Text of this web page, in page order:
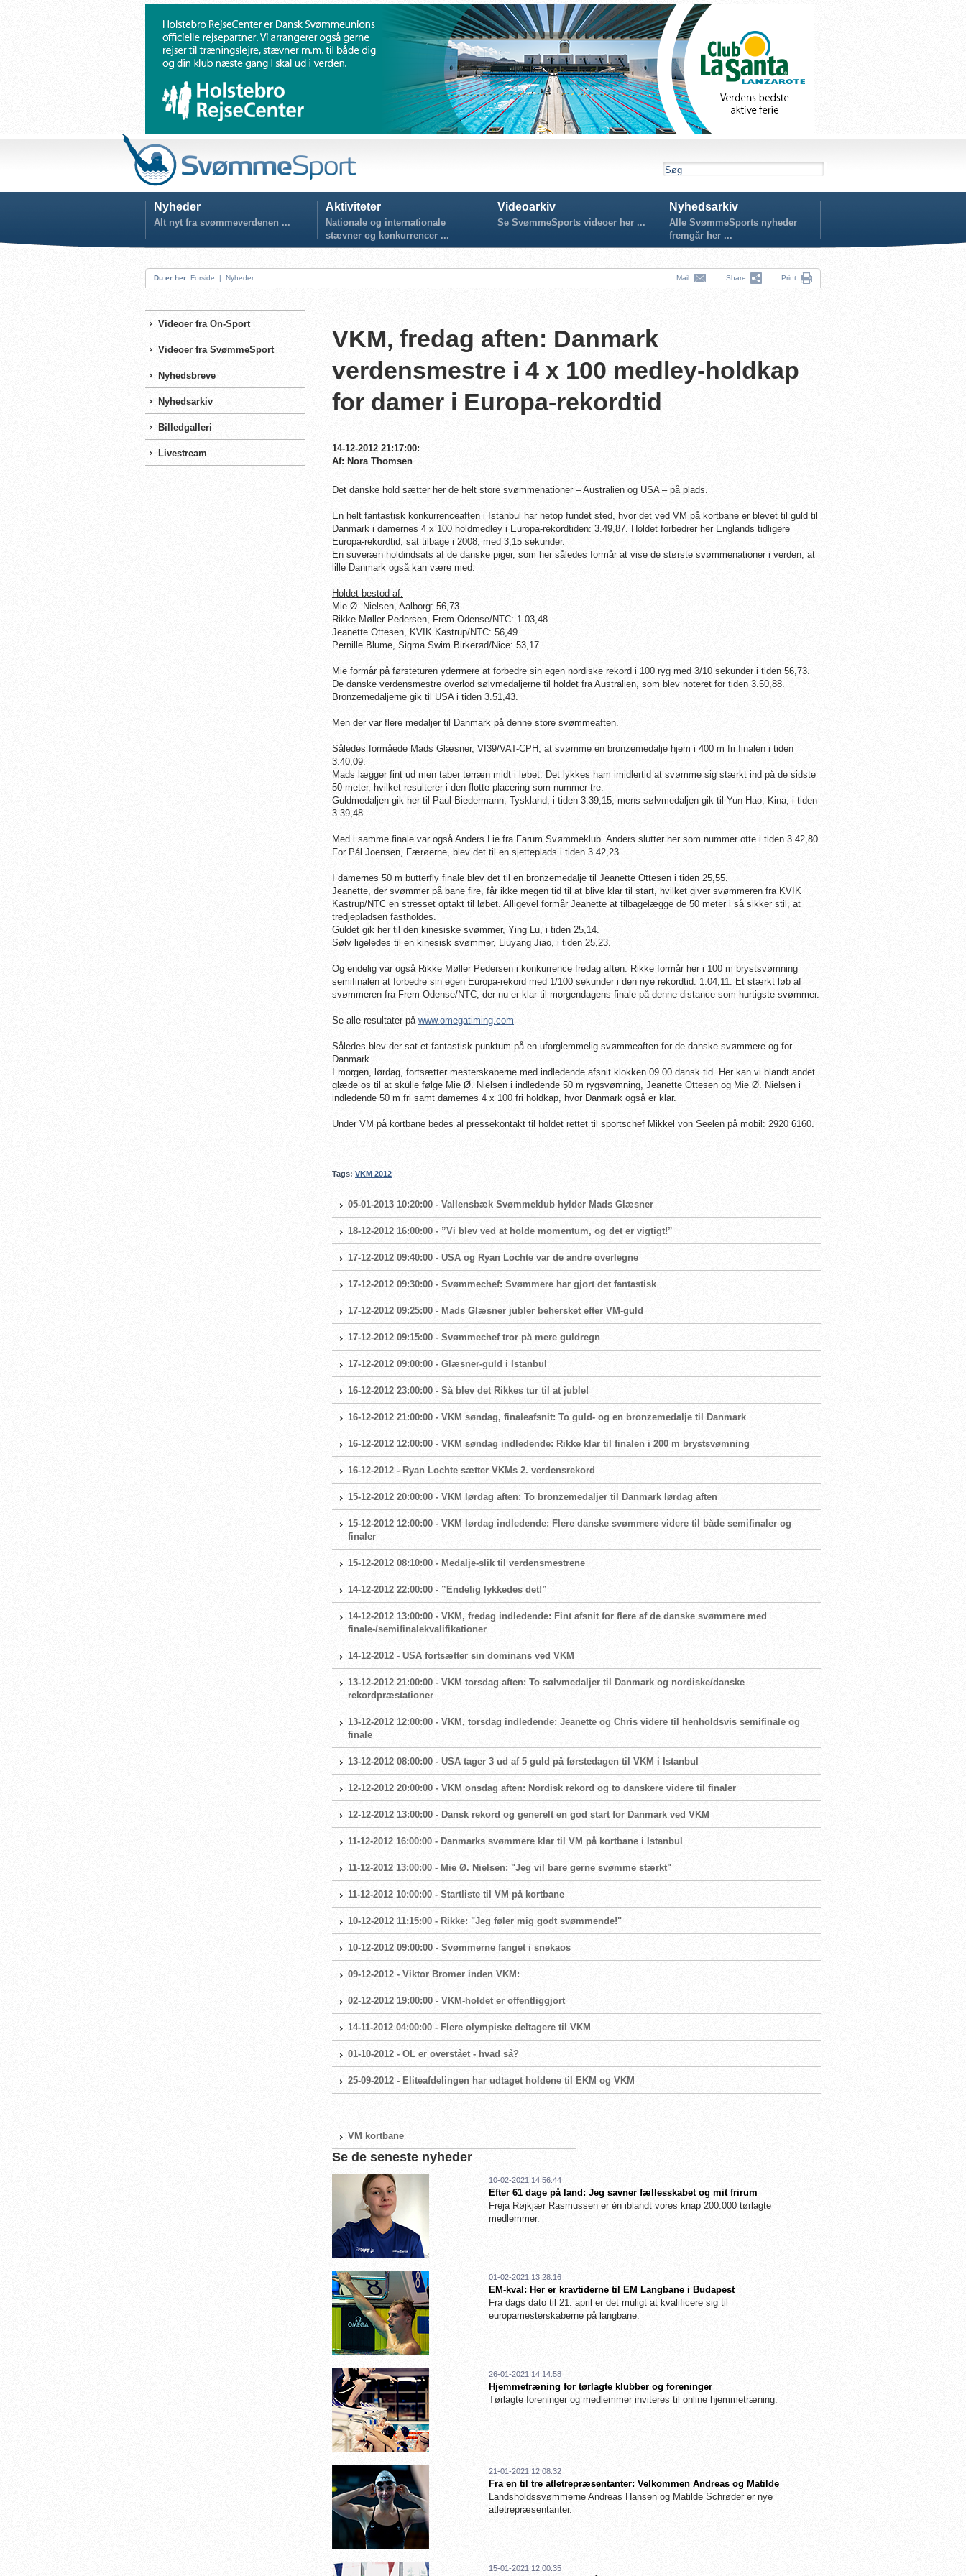
Nyheder
Alt nyt fra svømmeverdenen ...
Aktiviteter
Nationale og internationale
stævner og konkurrencer ...
Videoarkiv
Se SvømmeSports videoer her ...
Nyhedsarkiv
Alle SvømmeSports nyheder
fremgår her ...
Du er her: Forside | Nyheder Mail Share Print
Videoer fra On-Sport
Videoer fra SvømmeSport
Nyhedsbreve
Nyhedsarkiv
Billedgalleri
Livestream
VKM, fredag aften: Danmark
verdensmestre i 4 x 100 medley-holdkap
for damer i Europa-rekordtid
14-12-2012 21:17:00:
Af: Nora Thomsen
Det danske hold sætter her de helt store svømmenationer – Australien og USA – på plads.
En helt fantastisk konkurrenceaften i Istanbul har netop fundet sted, hvor det ved VM på kortbane er blevet til guld til
Danmark i damernes 4 x 100 holdmedley i Europa-rekordtiden: 3.49,87. Holdet forbedrer her Englands tidligere
Europa-rekordtid, sat tilbage i 2008, med 3,15 sekunder.
En suveræn holdindsats af de danske piger, som her således formår at vise de største svømmenationer i verden, at
lille Danmark også kan være med.
Holdet bestod af:
Mie Ø. Nielsen, Aalborg: 56,73.
Rikke Møller Pedersen, Frem Odense/NTC: 1.03,48.
Jeanette Ottesen, KVIK Kastrup/NTC: 56,49.
Pernille Blume, Sigma Swim Birkerød/Nice: 53,17.
Mie formår på førsteturen ydermere at forbedre sin egen nordiske rekord i 100 ryg med 3/10 sekunder i tiden 56,73.
De danske verdensmestre overlod sølvmedaljerne til holdet fra Australien, som blev noteret for tiden 3.50,88.
Bronzemedaljerne gik til USA i tiden 3.51,43.
Men der var flere medaljer til Danmark på denne store svømmeaften.
Således formåede Mads Glæsner, VI39/VAT-CPH, at svømme en bronzemedalje hjem i 400 m fri finalen i tiden
3.40,09.
Mads lægger fint ud men taber terræn midt i løbet. Det lykkes ham imidlertid at svømme sig stærkt ind på de sidste
50 meter, hvilket resulterer i den flotte placering som nummer tre.
Guldmedaljen gik her til Paul Biedermann, Tyskland, i tiden 3.39,15, mens sølvmedaljen gik til Yun Hao, Kina, i tiden
3.39,48.
Med i samme finale var også Anders Lie fra Farum Svømmeklub. Anders slutter her som nummer otte i tiden 3.42,80.
For Pál Joensen, Færøerne, blev det til en sjetteplads i tiden 3.42,23.
I damernes 50 m butterfly finale blev det til en bronzemedalje til Jeanette Ottesen i tiden 25,55.
Jeanette, der svømmer på bane fire, får ikke megen tid til at blive klar til start, hvilket giver svømmeren fra KVIK
Kastrup/NTC en stresset optakt til løbet. Alligevel formår Jeanette at tilbagelægge de 50 meter i så sikker stil, at
tredjepladsen fastholdes.
Guldet gik her til den kinesiske svømmer, Ying Lu, i tiden 25,14.
Sølv ligeledes til en kinesisk svømmer, Liuyang Jiao, i tiden 25,23.
Og endelig var også Rikke Møller Pedersen i konkurrence fredag aften. Rikke formår her i 100 m brystsvømning
semifinalen at forbedre sin egen Europa-rekord med 1/100 sekunder i den nye rekordtid: 1.04,11. Et stærkt løb af
svømmeren fra Frem Odense/NTC, der nu er klar til morgendagens finale på denne distance som hurtigste svømmer.
Se alle resultater på www.omegatiming.com
Således blev der sat et fantastisk punktum på en uforglemmelig svømmeaften for de danske svømmere og for
Danmark.
I morgen, lørdag, fortsætter mesterskaberne med indledende afsnit klokken 09.00 dansk tid. Her kan vi blandt andet
glæde os til at skulle følge Mie Ø. Nielsen i indledende 50 m rygsvømning, Jeanette Ottesen og Mie Ø. Nielsen i
indledende 50 m fri samt damernes 4 x 100 fri holdkap, hvor Danmark også er klar.
Under VM på kortbane bedes al pressekontakt til holdet rettet til sportschef Mikkel von Seelen på mobil: 2920 6160.
Tags: VKM 2012
05-01-2013 10:20:00 - Vallensbæk Svømmeklub hylder Mads Glæsner
18-12-2012 16:00:00 - ”Vi blev ved at holde momentum, og det er vigtigt!”
17-12-2012 09:40:00 - USA og Ryan Lochte var de andre overlegne
17-12-2012 09:30:00 - Svømmechef: Svømmere har gjort det fantastisk
17-12-2012 09:25:00 - Mads Glæsner jubler behersket efter VM-guld
17-12-2012 09:15:00 - Svømmechef tror på mere guldregn
17-12-2012 09:00:00 - Glæsner-guld i Istanbul
16-12-2012 23:00:00 - Så blev det Rikkes tur til at juble!
16-12-2012 21:00:00 - VKM søndag, finaleafsnit: To guld- og en bronzemedalje til Danmark
16-12-2012 12:00:00 - VKM søndag indledende: Rikke klar til finalen i 200 m brystsvømning
16-12-2012 - Ryan Lochte sætter VKMs 2. verdensrekord
15-12-2012 20:00:00 - VKM lørdag aften: To bronzemedaljer til Danmark lørdag aften
15-12-2012 12:00:00 - VKM lørdag indledende: Flere danske svømmere videre til både semifinaler og
finaler
15-12-2012 08:10:00 - Medalje-slik til verdensmestrene
14-12-2012 22:00:00 - ”Endelig lykkedes det!”
14-12-2012 13:00:00 - VKM, fredag indledende: Fint afsnit for flere af de danske svømmere med
finale-/semifinalekvalifikationer
14-12-2012 - USA fortsætter sin dominans ved VKM
13-12-2012 21:00:00 - VKM torsdag aften: To sølvmedaljer til Danmark og nordiske/danske
rekordpræstationer
13-12-2012 12:00:00 - VKM, torsdag indledende: Jeanette og Chris videre til henholdsvis semifinale og
finale
13-12-2012 08:00:00 - USA tager 3 ud af 5 guld på førstedagen til VKM i Istanbul
12-12-2012 20:00:00 - VKM onsdag aften: Nordisk rekord og to danskere videre til finaler
12-12-2012 13:00:00 - Dansk rekord og generelt en god start for Danmark ved VKM
11-12-2012 16:00:00 - Danmarks svømmere klar til VM på kortbane i Istanbul
11-12-2012 13:00:00 - Mie Ø. Nielsen: "Jeg vil bare gerne svømme stærkt"
11-12-2012 10:00:00 - Startliste til VM på kortbane
10-12-2012 11:15:00 - Rikke: "Jeg føler mig godt svømmende!"
10-12-2012 09:00:00 - Svømmerne fanget i snekaos
09-12-2012 - Viktor Bromer inden VKM:
02-12-2012 19:00:00 - VKM-holdet er offentliggjort
14-11-2012 04:00:00 - Flere olympiske deltagere til VKM
01-10-2012 - OL er overstået - hvad så?
25-09-2012 - Eliteafdelingen har udtaget holdene til EKM og VKM
VM kortbane
Se de seneste nyheder
10-02-2021 14:56:44
Efter 61 dage på land: Jeg savner fællesskabet og mit frirum
Freja Røjkjær Rasmussen er én iblandt vores knap 200.000 tørlagte
medlemmer.
01-02-2021 13:28:16
EM-kval: Her er kravtiderne til EM Langbane i Budapest
Fra dags dato til 21. april er det muligt at kvalificere sig til
europamesterskaberne på langbane.
26-01-2021 14:14:58
Hjemmetræning for tørlagte klubber og foreninger
Tørlagte foreninger og medlemmer inviteres til online hjemmetræning.
21-01-2021 12:08:32
Fra en til tre atletrepræsentanter: Velkommen Andreas og Matilde
Landsholdssvømmerne Andreas Hansen og Matilde Schrøder er nye
atletrepræsentanter.
15-01-2021 12:00:35